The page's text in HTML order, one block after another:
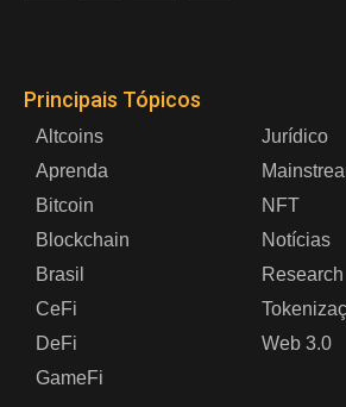
Principais Tópicos
Altcoins
Aprenda
Bitcoin
Blockchain
Brasil
CeFi
DeFi
GameFi
Jurídico
NFT
Notícias
Research
Web 3.0